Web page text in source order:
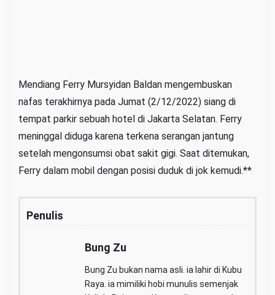
Mendiang Ferry Mursyidan Baldan mengembuskan
nafas terakhirnya pada Jumat (2/12/2022) siang di
tempat parkir sebuah hotel di Jakarta Selatan. Ferry
meninggal diduga karena terkena serangan jantung
setelah mengonsumsi obat sakit gigi. Saat ditemukan,
Ferry dalam mobil dengan posisi duduk di jok kemudi.**
Penulis
Bung Zu
Bung Zu bukan nama asli. ia lahir di Kubu
Raya. ia mimiliki hobi munulis semenjak